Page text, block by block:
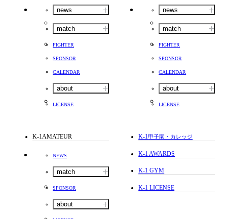
news
match
FIGHTER
SPONSOR
CALENDAR
about
LICENSE
news
match
FIGHTER
SPONSOR
CALENDAR
about
LICENSE
K-1AMATEUR
NEWS
match
SPONSOR
about
K-1甲子園・カレッジ
K-1 AWARDS
K-1 GYM
K-1 LICENSE